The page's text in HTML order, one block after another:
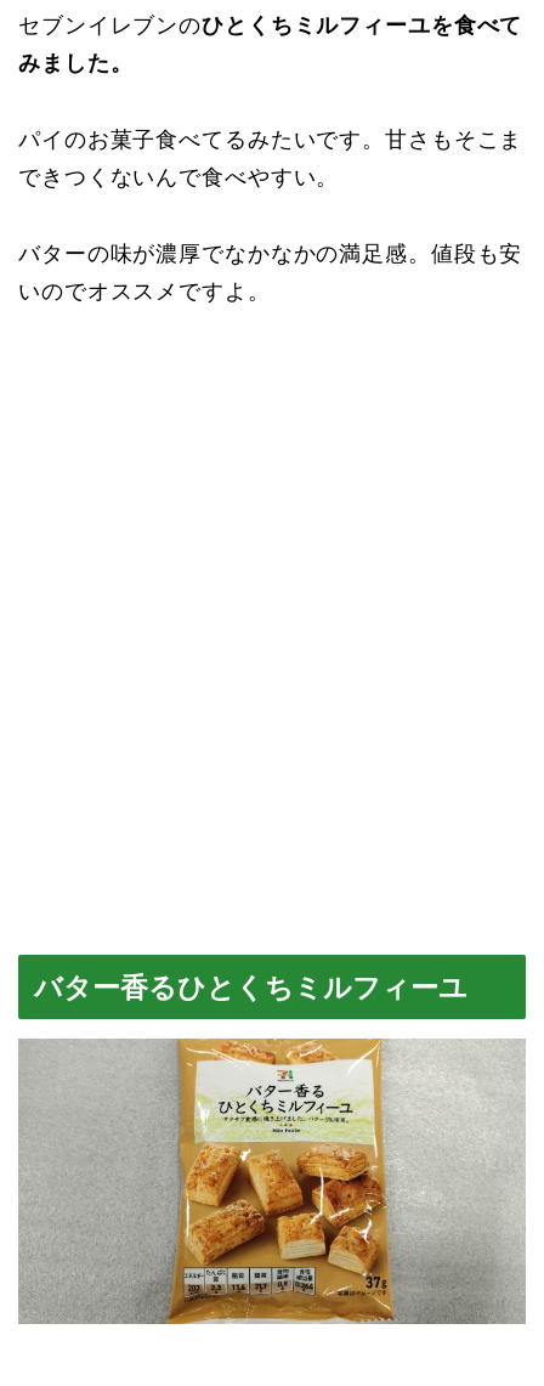
セブンイレブンのひとくちミルフィーユを食べて
みました。
パイのお菓子食べてるみたいです。甘さもそこま
できつくないんで食べやすい。
バターの味が濃厚でなかなかの満足感。値段も安
いのでオススメですよ。
バター香るひとくちミルフィーユ